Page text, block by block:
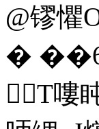
@镠懼
�
T嘍